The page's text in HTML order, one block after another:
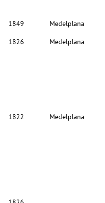
1849 Medelplana
1826 Medelplana
1822 Medelplana